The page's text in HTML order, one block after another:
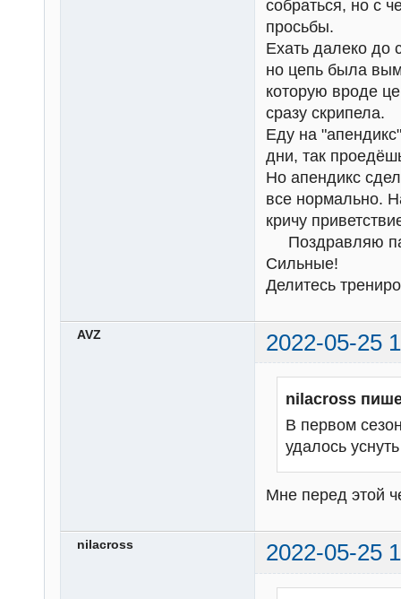
собраться, но с
просьбы.
Ехать далеко до
но цепь была
которую вроде
сразу скрипела.
Еду на
дни, так
Но апендикс
все нормально.
кричу
Поздравляю
Сильные!
Делитесь
AVZ 2022-05-25
nilacross
В первом
удалось
Мне перед этой
nilacross 2022-05-25